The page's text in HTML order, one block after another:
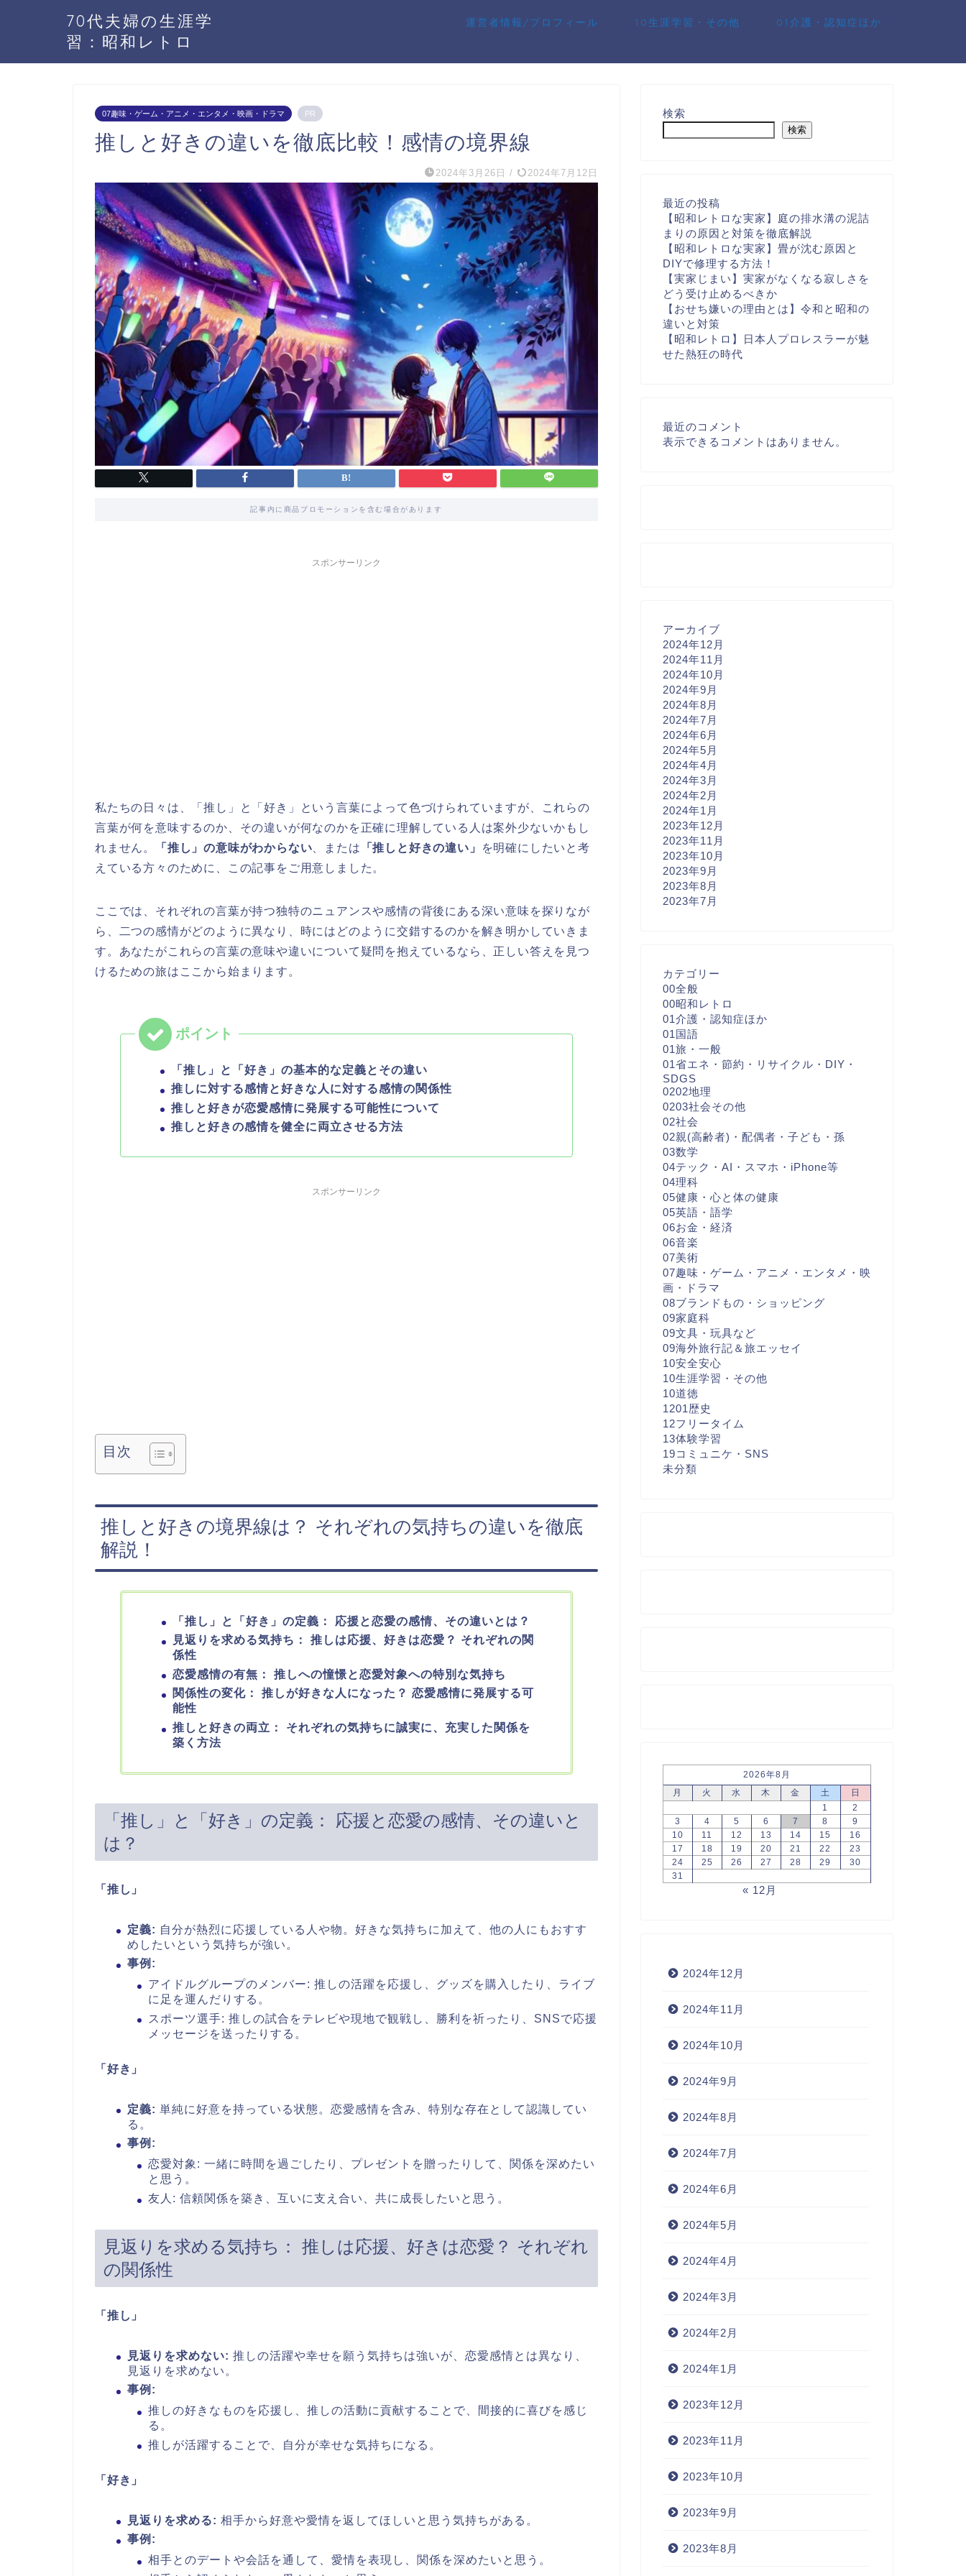
70代夫婦の生涯学
習：昭和レトロ
運営者情報/プロフィール 10生涯学習・その他 01介護・認知症ほか
07趣味・ゲーム・アニメ・エンタメ・映画・ドラマ PR
推しと好きの違いを徹底比較！感情の境界線
2024年3月26日 / 2024年7月12日
記事内に商品プロモーションを含む場合があります
スポンサーリンク
私たちの日々は、「推し」と「好き」という言葉によって色づけられていますが、これらの
言葉が何を意味するのか、その違いが何なのかを正確に理解している人は案外少ないかもし
れません。
「推し」の意味がわからない 、または 「推しと好きの違い」
を明確にしたいと考
えている方々のために、この記事をご用意しました。
ここでは、それぞれの言葉が持つ独特のニュアンスや感情の背後にある深い意味を探りなが
ら、二つの感情がどのように異なり、時にはどのように交錯するのかを解き明かしていきま
す。あなたがこれらの言葉の意味や違いについて疑問を抱えているなら、正しい答えを見つ
けるための旅はここから始まります。
「推し」と「好き」の基本的な定義とその違い
推しに対する感情と好きな人に対する感情の関係性
推しと好きが恋愛感情に発展する可能性について
推しと好きの感情を健全に両立させる方法
スポンサーリンク
目次
推しと好きの境界線は？ それぞれの気持ちの違いを徹底
解説！
「推し」と「好き」の定義： 応援と恋愛の感情、その違いとは？
見返りを求める気持ち： 推しは応援、好きは恋愛？ それぞれの関
係性
恋愛感情の有無： 推しへの憧憬と恋愛対象への特別な気持ち
関係性の変化： 推しが好きな人になった？ 恋愛感情に発展する可
能性
推しと好きの両立： それぞれの気持ちに誠実に、充実した関係を
築く方法
「推し」と「好き」の定義： 応援と恋愛の感情、その違いと
は？
「推し」
定義: 自分が熱烈に応援している人や物。好きな気持ちに加えて、他の人にもおすす
めしたいという気持ちが強い。
事例:
アイドルグループのメンバー: 推しの活躍を応援し、グッズを購入したり、ライブ
に足を運んだりする。
スポーツ選手: 推しの試合をテレビや現地で観戦し、勝利を祈ったり、SNSで応援
メッセージを送ったりする。
「好き」
定義: 単純に好意を持っている状態。恋愛感情を含み、特別な存在として認識してい
る。
事例:
恋愛対象: 一緒に時間を過ごしたり、プレゼントを贈ったりして、関係を深めたい
と思う。
友人: 信頼関係を築き、互いに支え合い、共に成長したいと思う。
見返りを求める気持ち： 推しは応援、好きは恋愛？ それぞれ
の関係性
「推し」
見返りを求めない: 推しの活躍や幸せを願う気持ちは強いが、恋愛感情とは異なり、
見返りを求めない。
事例:
推しの好きなものを応援し、推しの活動に貢献することで、間接的に喜びを感じ
る。
推しが活躍することで、自分が幸せな気持ちになる。
「好き」
見返りを求める: 相手から好意や愛情を返してほしいと思う気持ちがある。
事例:
相手とのデートや会話を通して、愛情を表現し、関係を深めたいと思う。
検索
検索
最近の投稿
【昭和レトロな実家】庭の排水溝の泥詰
まりの原因と対策を徹底解説
【昭和レトロな実家】畳が沈む原因と
DIYで修理する方法！
【実家じまい】実家がなくなる寂しさを
どう受け止めるべきか
【おせち嫌いの理由とは】令和と昭和の
違いと対策
【昭和レトロ】日本人プロレスラーが魅
せた熱狂の時代
最近のコメント
表示できるコメントはありません。
アーカイブ
2024年12月
2024年11月
2024年10月
2024年9月
2024年8月
2024年7月
2024年6月
2024年5月
2024年4月
2024年3月
2024年2月
2024年1月
2023年12月
2023年11月
2023年10月
2023年9月
2023年8月
2023年7月
カテゴリー
00全般
00昭和レトロ
01介護・認知症ほか
01国語
01旅・一般
01省エネ・節約・リサイクル・DIY・
SDGS
0202地理
0203社会その他
02社会
02親(高齢者)・配偶者・子ども・孫
03数学
04テック・AI・スマホ・iPhone等
04理科
05健康・心と体の健康
05英語・語学
06お金・経済
06音楽
07美術
07趣味・ゲーム・アニメ・エンタメ・映
画・ドラマ
08ブランドもの・ショッピング
09家庭科
09文具・玩具など
09海外旅行記＆旅エッセイ
10安全安心
10生涯学習・その他
10道徳
1201歴史
12フリータイム
13体験学習
19コミュニケ・SNS
未分類
2026年8月
月
火 水 木 金 土
日
1
2
3
4 5 6 7 8
9
10
11 12 13 14 15
16
17
18 19 20 21 22
23
24
25 26 27 28 29
30
31
« 12月
2024年12月
2024年11月
2024年10月
2024年9月
2024年8月
2024年7月
2024年6月
2024年5月
2024年4月
2024年3月
2024年2月
2024年1月
2023年12月
2023年11月
2023年10月
2023年9月
2023年8月